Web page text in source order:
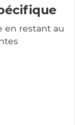
en restant au